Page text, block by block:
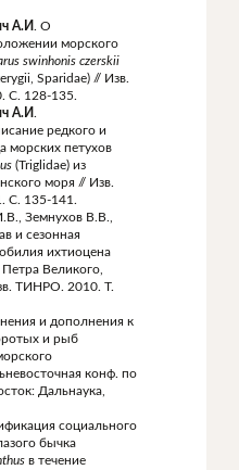
А.И. О
морского
swinhonis czerskii
Sparidae) // Изв.
С. 128-135.
А.И.
редкого и
морских петухов
(Triglidae) из
моря // Изв.
С. 135-141.
Земнухов В.В.,
и сезонная
ихтиоцена
Великого,
ТИНРО. 2010. Т.
и дополнения к
и рыб
конф. по
Дальнаука,
социального
бычка
в течение